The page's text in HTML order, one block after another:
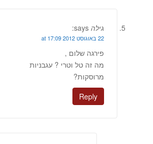
גילה says:
22 באוגוסט 2012 at 17:09
פירגה שלום ,
מה זה טל וטרי ? עגבניות
מרוסקות?
Reply